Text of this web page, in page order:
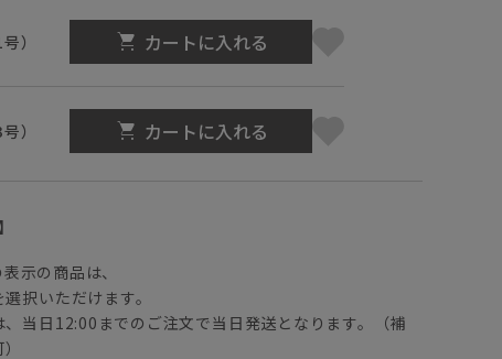
） カートに入れる
） カートに入れる
表示の商品は、
択いただけます。
当日12:00までのご注文で当日発送となります。（補